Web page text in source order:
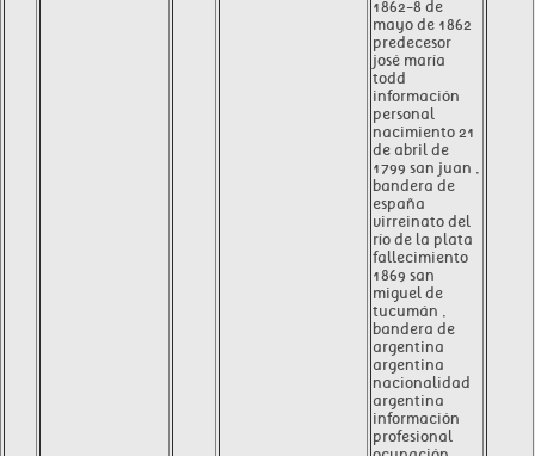
1862-8 de
mayo de 1862
predecesor
josé maría
todd
información
personal
nacimiento 21
de abril de
1799 san juan ,
bandera de
españa
virreinato del
río de la plata
fallecimiento
1869 san
miguel de
tucumán ,
bandera de
argentina
argentina
nacionalidad
argentina
información
profesional